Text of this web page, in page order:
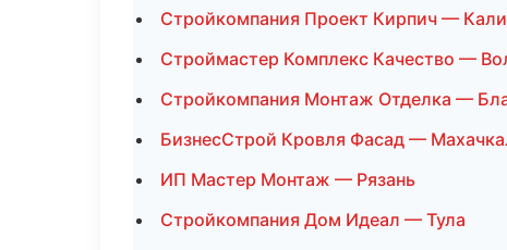
Стройкомпания Проект Кирпич —
Строймастер Комплекс Качество —
Стройкомпания Монтаж Отделка —
БизнесСтрой Кровля Фасад —
ИП Мастер Монтаж — Рязань
Стройкомпания Дом Идеал — Тула